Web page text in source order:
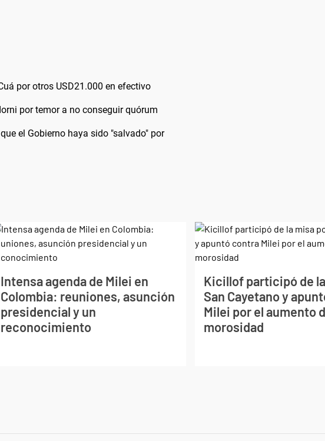
por otros USD21.000 en efectivo
por temor a no conseguir quórum
el Gobierno haya sido "salvado" por
Intensa agenda de Milei en
Colombia: reuniones, asunción
presidencial y un
reconocimiento
Kicillof participó de
San Cayetano y
Milei por el aumento
morosidad